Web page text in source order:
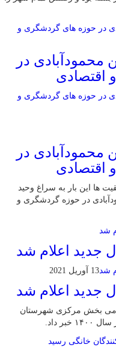
محمودآبادی در
اقتصادی
محمودآبادی در
اقتصادی
ها این بار به سراغ وحید
در حوزه گردشگری و
جدید اعلام شد
13 آوریل 2021
جدید اعلام شد
بخش مرکزی شهرستان
داد.